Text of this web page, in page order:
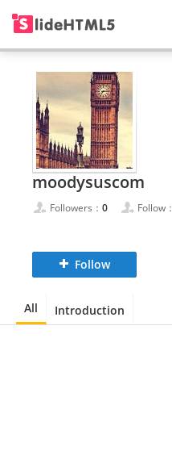
moodysuscom
Followers： 0 Follow：
Follow
All Introduction